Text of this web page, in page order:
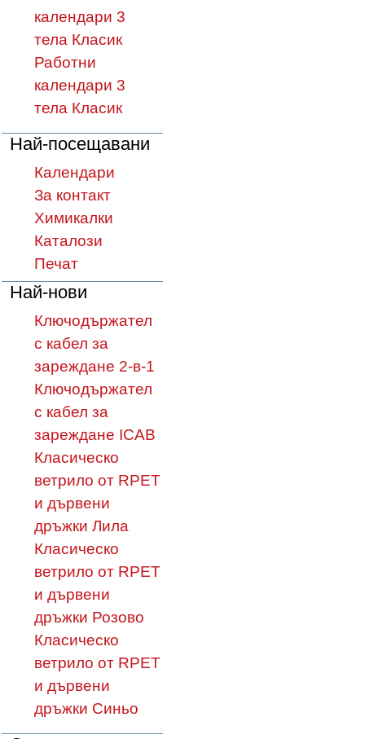
календари 3
тела Класик
Работни
календари 3
тела Класик
Най-посещавани
Календари
За контакт
Химикалки
Каталози
Печат
Най-нови
Ключодържател
с кабел за
зареждане 2-в-1
Ключодържател
с кабел за
зареждане ICAB
Класическо
ветрило от RPET
и дървени
дръжки Лила
Класическо
ветрило от RPET
и дървени
дръжки Розово
Класическо
ветрило от RPET
и дървени
дръжки Синьо